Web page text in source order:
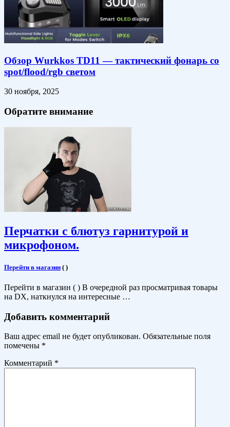
Обзор Wurkkos TD11 — тактический фонарь со
spot/flood/rgb светом
30 ноября, 2025
Обратите внимание
Перчатки с блютуз гарнитурой и
микрофоном.
Перейти в магазин ( )
Перейти в магазин ( ) В очередной раз просматривая товары
на DX, наткнулся на интересные …
Добавить комментарий
Ваш адрес email не будет опубликован. Обязательные поля
помечены *
Комментарий *